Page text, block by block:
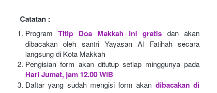
Catatan :
Program Titip Doa Makkah ini gratis dan akan
dibacakan oleh santri Yayasan Al Fatihah secara
langsung di Kota Makkah
Pengisian form akan ditutup setiap minggunya pada
Hari Jumat, jam 12.00 WIB
Daftar yang sudah mengisi form akan dibacakan di